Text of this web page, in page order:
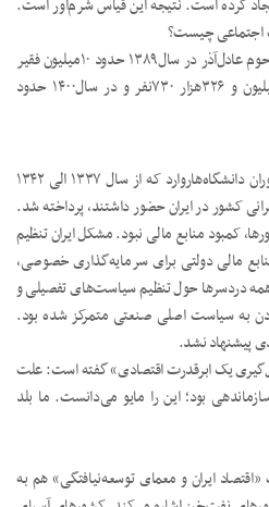
۵۷۰۰‌هزار شغل ایجاد کرده است. نتیجه این قیاس شرم‌آور است.
اجتماعی چیست؟
این پژوهشگر ادامه داد: به ‌گفته مرحوم عادل‌آذر در سال‌۱۳۸۹ حدود ۱۰‌میلیون فقیر
داشتیم. در سال‌۱۳۹۵ حدود ۱۳‌میلیون و ۳۲۶‌هزار ۷۳۰‌نفر و در سال۱۴۰۰ حدود
در ادامه این نشست به‌ گفته مشاوران دانشگاه‌هاروارد که از سال ۱۳۳۷ الی ۱۳۴۲
کشور در ایران حضور داشتند، پرداخته شد.
کمبود منابع مالی نبود. مشکل ایران تنظیم
مالی دولتی برای سرمایه‌گذاری خصوصی،
دردسرها حول تنظیم سیاست‌های تفصیلی و
به سیاست اصلی صنعتی متمرکز شده بود.
پیشنهاد نشد.
یک ابرقدرت اقتصادی» گفته است: علت
بود؛ این را مایو می‌دانست. ما بلد
ایران و معمای توسعه‌نیافتگی» هم به